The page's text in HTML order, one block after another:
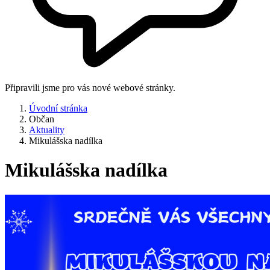
Připravili jsme pro vás nové webové stránky.
Úvodní stránka
Občan
Aktuality
Mikulášska nadílka
Mikulášska nadílka